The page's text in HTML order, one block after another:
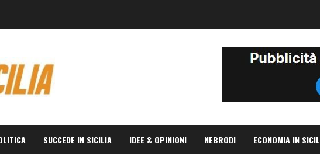
SUCCEDE IN SICILIA IDEE & OPINIONI NEBRODI ECONOMIA IN